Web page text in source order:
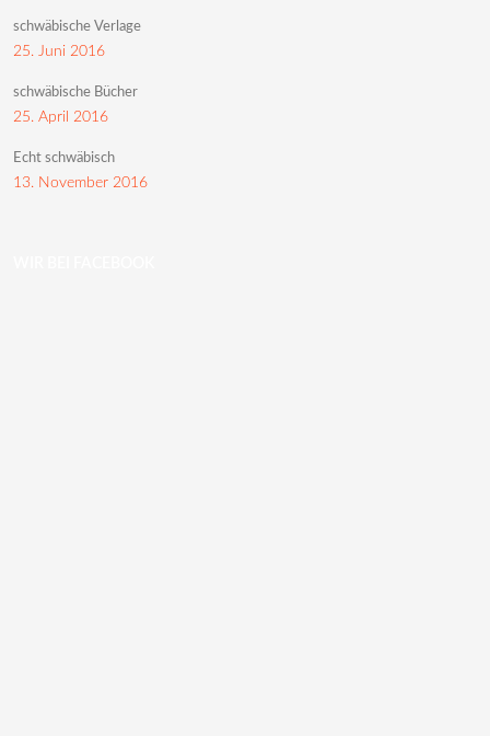
schwäbische Verlage
25. Juni 2016
schwäbische Bücher
25. April 2016
Echt schwäbisch
13. November 2016